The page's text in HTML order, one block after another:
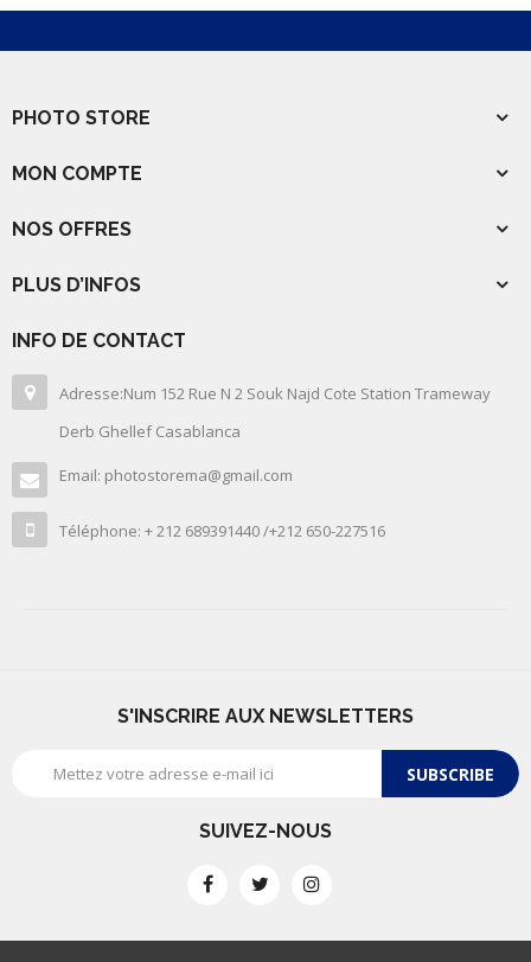
PHOTO STORE
MON COMPTE
NOS OFFRES
PLUS D’INFOS
INFO DE CONTACT
Adresse:Num 152 Rue N 2 Souk Najd Cote Station Trameway
Derb Ghellef Casablanca
Email: photostorema@gmail.com
Téléphone: + 212 689391440 /+212 650-227516
S'INSCRIRE AUX NEWSLETTERS
SUBSCRIBE
SUIVEZ-NOUS